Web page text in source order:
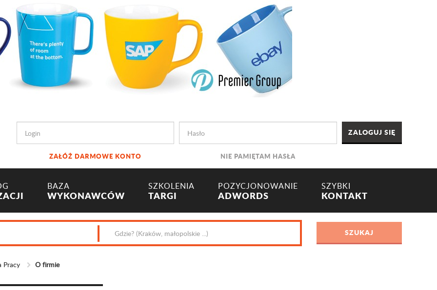
ZAŁÓŻ DARMOWE KONTO NIE PAMIĘTAM HASŁA
BAZA
WYKONAWCÓW
SZKOLENIA
TARGI
POZYCJONOWANIE
ADWORDS
SZYBKI
KONTAKT
Pracy O firmie